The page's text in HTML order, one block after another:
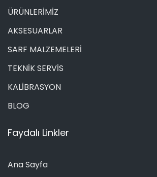
ÜRÜNLERİMİZ
AKSESUARLAR
SARF MALZEMELERİ
TEKNİK SERVİS
KALİBRASYON
BLOG
Faydalı Linkler
Ana Sayfa